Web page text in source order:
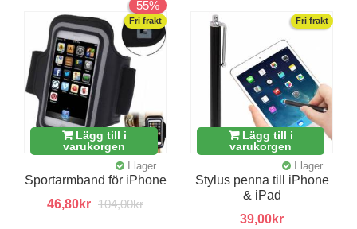
55%
Fri frakt
Lägg till i
varukorgen
I lager.
Sportarmband för iPhone
46,80kr 104,00kr
Fri frakt
Lägg till i
varukorgen
I lager.
Stylus penna till iPhone
& iPad
39,00kr